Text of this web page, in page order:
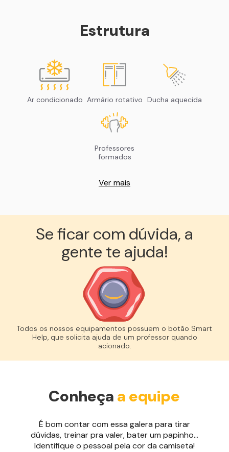
Estrutura
Ar condicionado Armário rotativo Ducha aquecida
Professores
formados
Ver mais
Se ficar com dúvida, a
gente te ajuda!︎
Todos os nossos equipamentos possuem o botão Smart
Help, que solicita ajuda de um professor quando
acionado.
Conheça a equipe
É bom contar com essa galera para tirar
dúvidas, treinar pra valer, bater um papinho...
Identifique o pessoal pela cor da camiseta!